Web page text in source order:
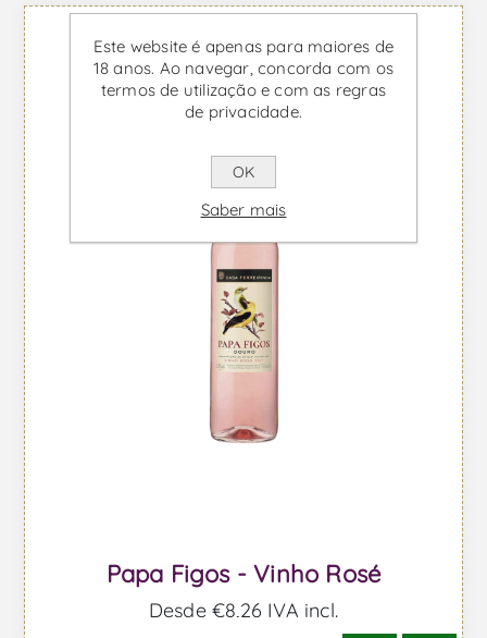
Papa Figos - Vinho Rosé
Desde €8,26 IVA incl.
Este website é apenas para maiores de
18 anos. Ao navegar, concorda com os
termos de utilização e com as regras
de privacidade.
OK
Saber mais